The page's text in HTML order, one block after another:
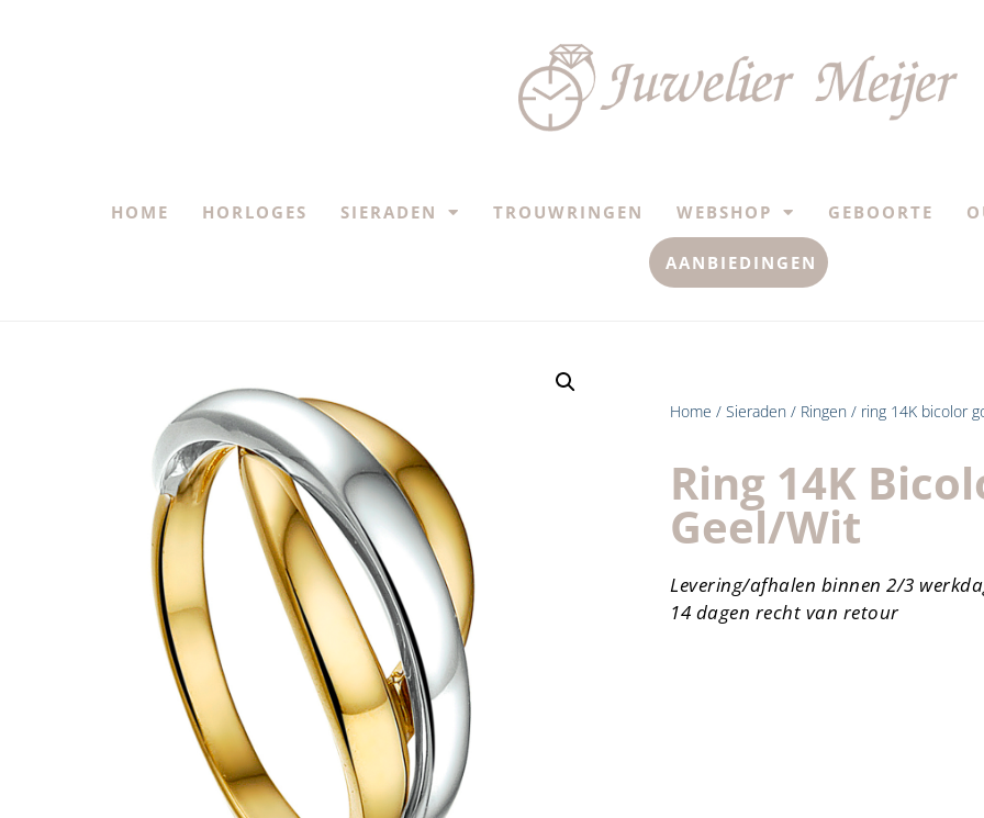
HOME HORLOGES SIERADEN TROUWRINGEN WEBSHOP GEBOORTE
AANBIEDINGEN
Home / Sieraden / Ringen / ring 14K bicolor
Ring 14K
Geel/wit
Levering/afhalen binnen 2/3
14 dagen recht van retour